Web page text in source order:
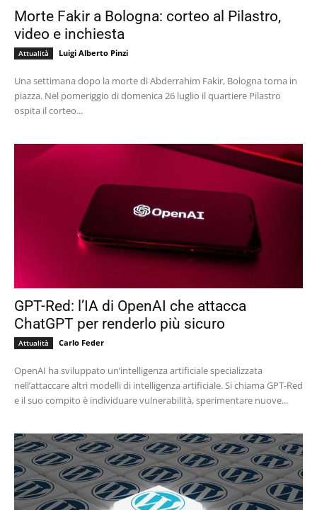
Morte Fakir a Bologna: corteo al Pilastro,
video e inchiesta
Attualità Luigi Alberto Pinzi
Una settimana dopo la morte di Abderrahim Fakir, Bologna torna in
piazza. Nel pomeriggio di domenica 26 luglio il quartiere Pilastro
ospita il corteo...
GPT-Red: l’IA di OpenAI che attacca
ChatGPT per renderlo più sicuro
Attualità Carlo Feder
OpenAI ha sviluppato un’intelligenza artificiale specializzata
nell’attaccare altri modelli di intelligenza artificiale. Si chiama GPT-Red
e il suo compito è individuare vulnerabilità, sperimentare nuove...